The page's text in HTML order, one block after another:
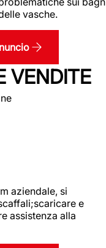
vasche.
VENDITE
aziendale, si
e
assistenza alla